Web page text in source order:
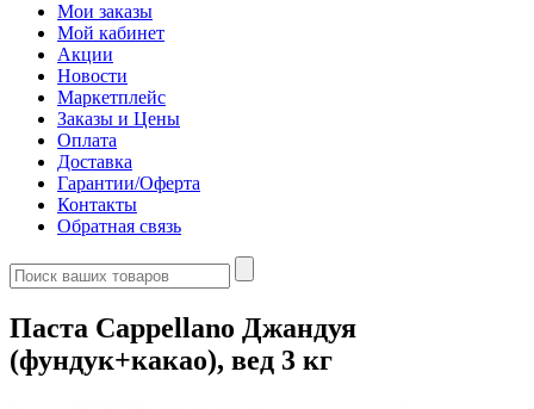
Мои заказы
Мой кабинет
Акции
Новости
Маркетплейс
Заказы и Цены
Оплата
Доставка
Гарантии/Оферта
Контакты
Обратная связь
Паста Cappellano Джандуя
(фундук+какао), вед 3 кг